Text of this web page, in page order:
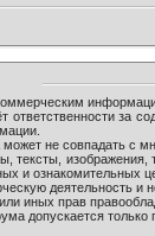
ответственности за
не совпадать с
тексты,
и ознакомительных
деятельность и
иных прав
допускается только